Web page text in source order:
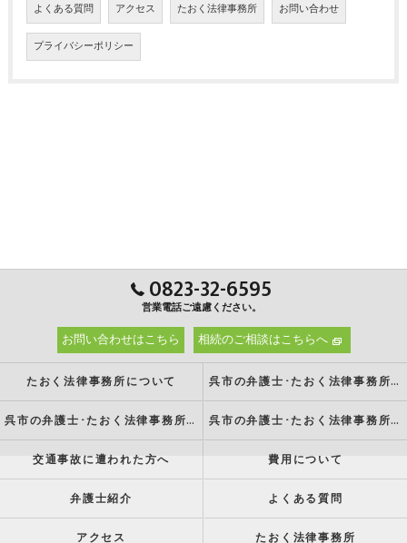
よくある質問 アクセス たおく法律事務所 お問い合わせ
プライバシーポリシー
0823-32-6595
営業電話ご遠慮ください。
お問い合わせはこちら 相続のご相談はこちらへ
たおく法律事務所について 呉市の弁護士･たおく法律事務所の強み
呉市の弁護士･たおく法律事務所の特徴 呉市の弁護士･たおく法律事務所の方針
交通事故に遭われた方へ 費用について
弁護士紹介 よくある質問
アクセス たおく法律事務所